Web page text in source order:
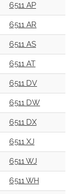
6511 AP
6511 AR
6511 AS
6511 AT
6511 DV
6511 DW
6511 DX
6511 XJ
6511 WJ
6511 WH